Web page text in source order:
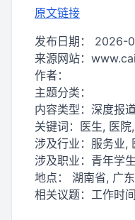
原文链接
发布日期： 2026-
来源网站：
作者：
主题分类：
内容类型： 深度报
关键词： 医生, 医
涉及行业： 服务业,
涉及职业： 青年学
地点： 湖南省, 广
相关议题： 工作时间